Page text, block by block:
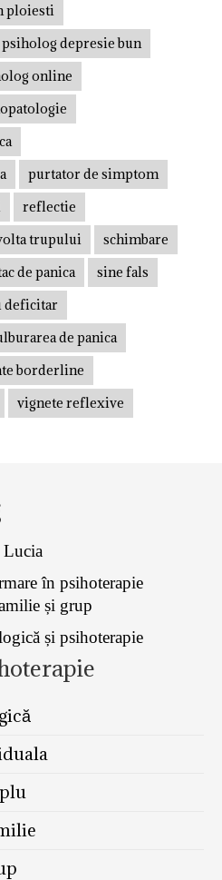
ploiesti
psiholog depresie bun
online
purtator de simptom
reflectie
trupului
schimbare
de panica
sine fals
deficitar
de panica
borderline
vignete reflexive
în psihoterapie
și grup
și psihoterapie